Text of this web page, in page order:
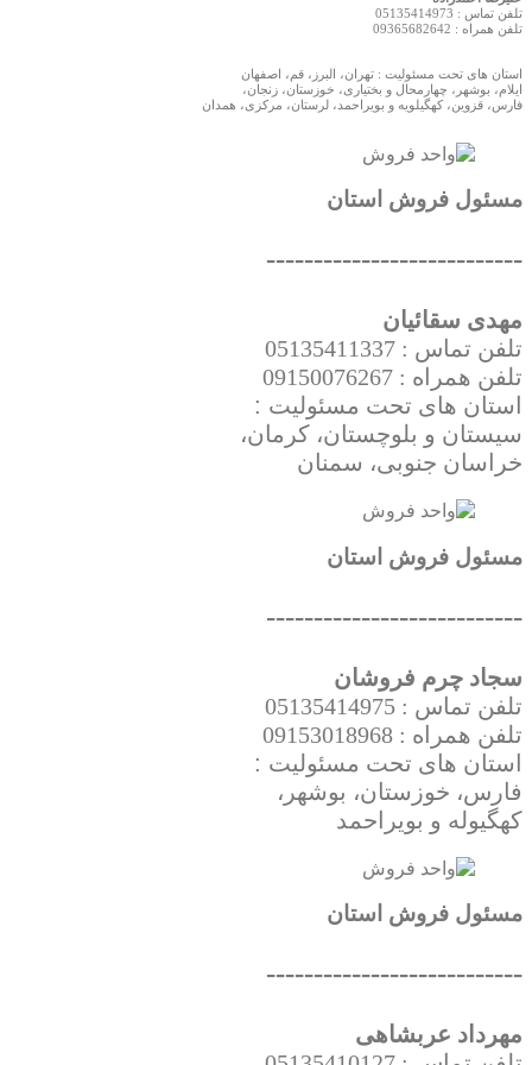
تلفن تماس : 05135414973
تلفن همراه : 09365682642
استان های تحت مسئولیت : تهران، البرز، قم، اصفهان
ایلام، بوشهر، چهارمحال و بختیاری، خوزستان، زنجان،
فارس، قزوین، کهگیلویه و بویراحمد، لرستان، مرکزی، همدان
مسئول فروش استان
---------------------------
مهدی سقائیان
تلفن تماس : 05135411337
تلفن همراه : 09150076267
استان های تحت مسئولیت :
سیستان و بلوچستان، کرمان،
خراسان جنوبی، سمنان
مسئول فروش استان
---------------------------
سجاد چرم فروشان
تلفن تماس : 05135414975
تلفن همراه : 09153018968
استان های تحت مسئولیت :
فارس، خوزستان، بوشهر،
کهگیوله و بویراحمد
مسئول فروش استان
---------------------------
مهرداد عربشاهی